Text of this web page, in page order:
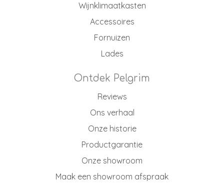
Wijnklimaatkasten
Accessoires
Fornuizen
Lades
Ontdek Pelgrim
Reviews
Ons verhaal
Onze historie
Productgarantie
Onze showroom
Maak een showroom afspraak